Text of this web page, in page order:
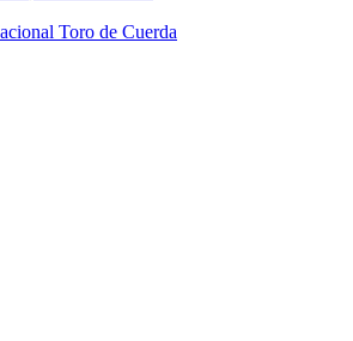
Toro de Cuerda